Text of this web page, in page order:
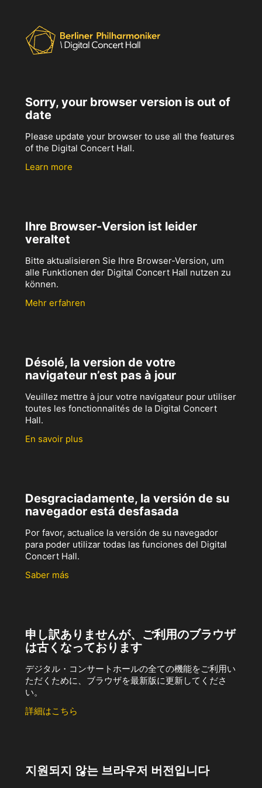
Sorry, your browser version is out of
date
Please update your browser to use all the features
of the Digital Concert Hall.
Learn more
Ihre Browser-Version ist leider
veraltet
Bitte aktualisieren Sie Ihre Browser-Version, um
alle Funktionen der Digital Concert Hall nutzen zu
können.
Mehr erfahren
Désolé, la version de votre
navigateur n’est pas à jour
Veuillez mettre à jour votre navigateur pour utiliser
toutes les fonctionnalités de la Digital Concert
Hall.
En savoir plus
Desgraciadamente, la versión de su
navegador está desfasada
Por favor, actualice la versión de su navegador
para poder utilizar todas las funciones del Digital
Concert Hall.
Saber más
申し訳ありませんが、ご利用のブラウザ
は古くなっております
デジタル・コンサートホールの全ての機能をご利用い
ただくために、ブラウザを最新版に更新してくださ
い。
詳細はこちら
지원되지 않는 브라우저 버전입니다